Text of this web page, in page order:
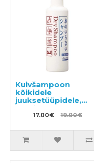
Kuivšampoon
kõikidele
juuksetüüpidele,
sprei SHISEIDO
"Fressy", 150 ml
17.00€ 19.00€